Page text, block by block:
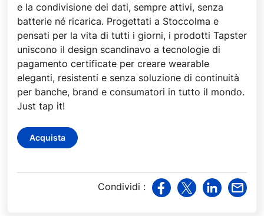
e la condivisione dei dati, sempre attivi, senza
batterie né ricarica. Progettati a Stoccolma e
pensati per la vita di tutti i giorni, i prodotti Tapster
uniscono il design scandinavo a tecnologie di
pagamento certificate per creare wearable
eleganti, resistenti e senza soluzione di continuità
per banche, brand e consumatori in tutto il mondo.
Just tap it!
Acquista
Condividi :
v
v
v